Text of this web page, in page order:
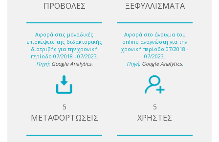
ΠΡΟΒΟΛΕΣ
Αφορά στις μοναδικές
επισκέψεις της διδακτορικής
διατριβής για την χρονική
περίοδο 07/2018 - 07/2023.
Πηγή: Google Analytics.
ΞΕΦΥΛΛΙΣΜΑΤΑ
Αφορά στο άνοιγμα του
online αναγνώστη για την
χρονική περίοδο 07/2018 -
07/2023.
Πηγή: Google Analytics.
5
ΜΕΤΑΦΟΡΤΩΣΕΙΣ
5
ΧΡΗΣΤΕΣ